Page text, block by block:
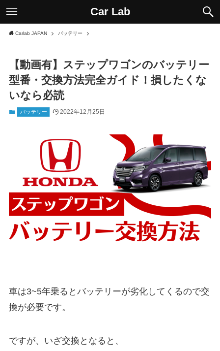
Car Lab
Carlab JAPAN バッテリー
【動画有】ステップワゴンのバッテリー
型番・交換方法完全ガイド！損したくな
いなら必読
バッテリー 2022年12月25日
車は3~5年乗るとバッテリーが劣化してくるので交
換が必要です。
ですが、いざ交換となると、